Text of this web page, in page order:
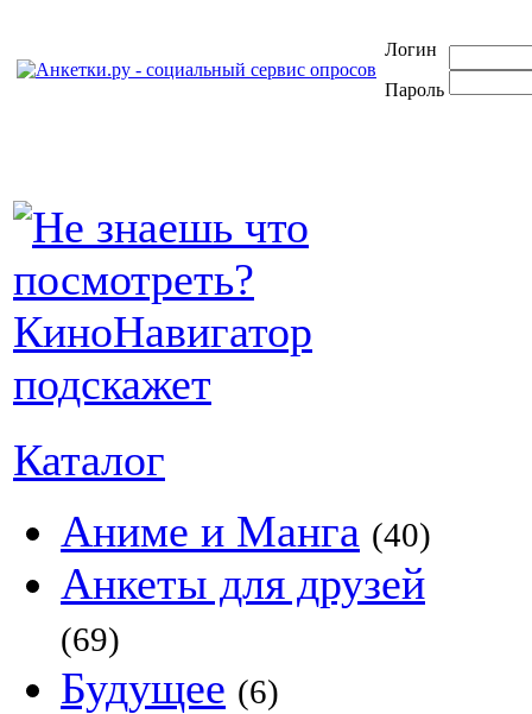
Логин
Пароль
Каталог
Аниме и Манга (40)
Анкеты для друзей
(69)
Будущее (6)